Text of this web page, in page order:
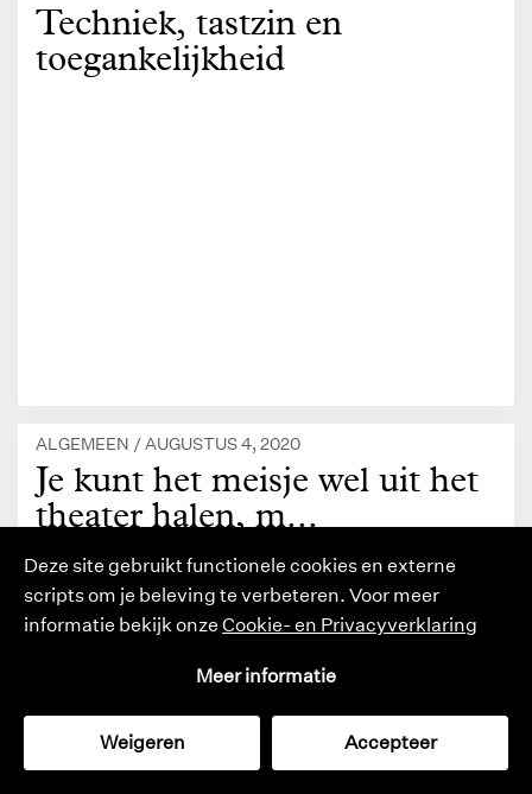
Deze site gebruikt functionele cookies en externe
scripts om je beleving te verbeteren. Voor meer
informatie bekijk onze Cookie- en Privacyverklaring
Meer informatie
Weigeren Accepteer
cultuurmonitor catalogus tijdschrift zoeken
Techniek, tastzin en
toegankelijkheid
ALGEMEEN /AUGUSTUS 4, 2020
Je kunt het meisje wel uit het
theater halen, m...